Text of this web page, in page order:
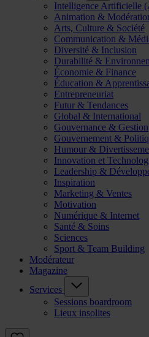
Intelligence Artificielle
Animation &
Arts, Culture & Société
Communication &
Diversité & Inclusion
Durabilité &
Économie & Finance
Éducation &
Entrepreneuriat
Futur & Tendances
Global & International
Gouvernance & Gestion
Gouvernement &
Humour &
Innovation et
Leadership &
Inspiration
Marketing & Ventes
Motivation
Numérique & Internet
Santé & Soins
Sciences
Sport & Team Building
Modérateur
Magazine
Services
Sessions boardroom
Lieux insolites